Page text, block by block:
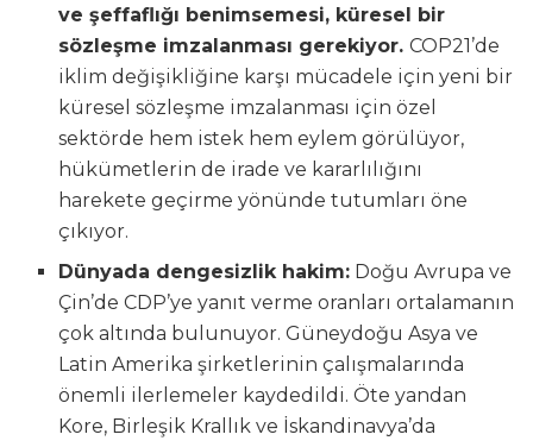
ve şeffaflığı benimsemesi, küresel bir
sözleşme imzalanması gerekiyor.COP21’de
iklim değişikliğine karşı mücadele için yeni bir
küresel sözleşme imzalanması için özel
sektörde hem istek hem eylem görülüyor,
hükümetlerin de irade ve kararlılığını
harekete geçirme yönünde tutumları öne
çıkıyor.
Dünyada dengesizlik hakim: Doğu Avrupa ve
Çin’de CDP’ye yanıt verme oranları ortalamanın
çok altında bulunuyor. Güneydoğu Asya ve
Latin Amerika şirketlerinin çalışmalarında
önemli ilerlemeler kaydedildi. Öte yandan
Kore, Birleşik Krallık ve İskandinavya’da